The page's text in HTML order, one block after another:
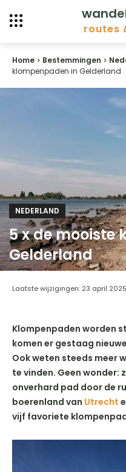
routes
Home Bestemmingen
klompenpaden in Gelderland
NEDERLAND
5 x de mooiste
Gelderland
Laatste wijzigingen: 23 april 2025
Klompenpaden worden
komen er gestaag
Ook weten steeds meer
te vinden. Geen wonder:
onverhard pad door de
boerenland van Utrecht
vijf favoriete